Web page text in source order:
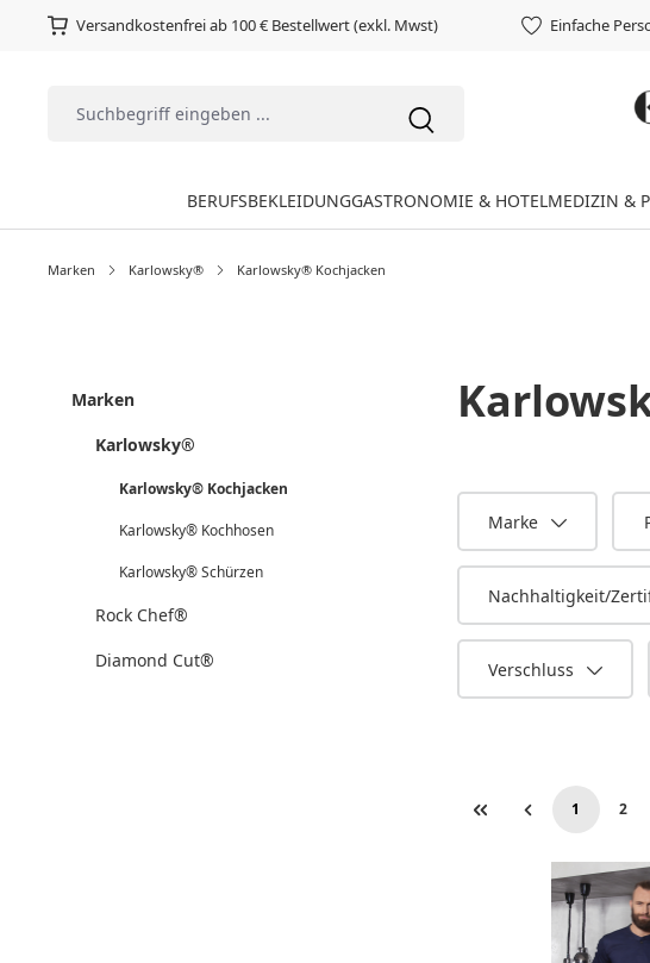
Versandkostenfrei ab 100 € Bestellwert (exkl. Mwst) Einfache
BERUFSBEKLEIDUNGGASTRONOMIE & HOTELMEDIZIN &
Marken Karlowsky® Karlowsky® Kochjacken
Marken
Karlowsky®
Karlowsky® Kochjacken
Karlowsky® Kochhosen
Karlowsky® Schürzen
Rock Chef®
Diamond Cut®
Marke
Nachhaltigkeit/
Verschluss
Seite
1 Seite
2